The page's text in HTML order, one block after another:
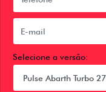
Selecione a versão: